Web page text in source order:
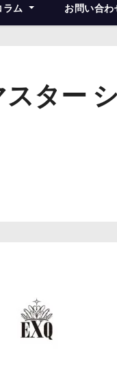
ラム お問い合わ
ター